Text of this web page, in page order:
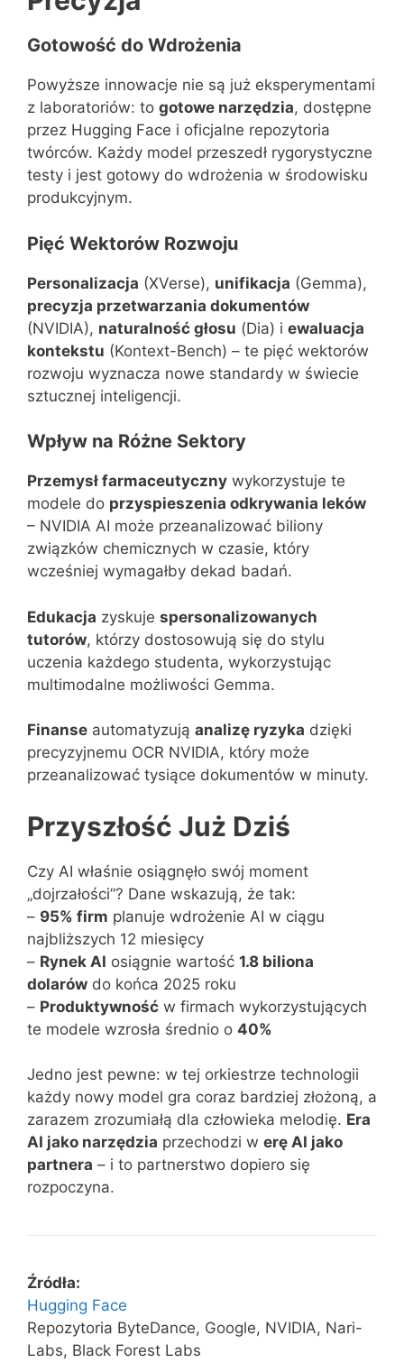
Gotowość do Wdrożenia
Powyższe innowacje nie są już eksperymentami
z laboratoriów: to gotowe narzędzia, dostępne
przez Hugging Face i oficjalne repozytoria
twórców. Każdy model przeszedł rygorystyczne
testy i jest gotowy do wdrożenia w środowisku
produkcyjnym.
Pięć Wektorów Rozwoju
Personalizacja (XVerse), unifikacja (Gemma),
precyzja przetwarzania dokumentów
(NVIDIA), naturalność głosu (Dia) i ewaluacja
kontekstu (Kontext-Bench) – te pięć wektorów
rozwoju wyznacza nowe standardy w świecie
sztucznej inteligencji.
Wpływ na Różne Sektory
Przemysł farmaceutyczny wykorzystuje te
modele do przyspieszenia odkrywania leków
– NVIDIA AI może przeanalizować biliony
związków chemicznych w czasie, który
wcześniej wymagałby dekad badań.
Edukacja zyskuje spersonalizowanych
tutorów, którzy dostosowują się do stylu
uczenia każdego studenta, wykorzystując
multimodalne możliwości Gemma.
Finanse automatyzują analizę ryzyka dzięki
precyzyjnemu OCR NVIDIA, który może
przeanalizować tysiące dokumentów w minuty.
Przyszłość Już Dziś
Czy AI właśnie osiągnęło swój moment
„dojrzałości”? Dane wskazują, że tak:
– 95% firm planuje wdrożenie AI w ciągu
najbliższych 12 miesięcy
– Rynek AI osiągnie wartość 1.8 biliona
dolarów do końca 2025 roku
– Produktywność w firmach wykorzystujących
te modele wzrosła średnio o 40%
Jedno jest pewne: w tej orkiestrze technologii
każdy nowy model gra coraz bardziej złożoną, a
zarazem zrozumiałą dla człowieka melodię. Era
AI jako narzędzia przechodzi w erę AI jako
partnera – i to partnerstwo dopiero się
rozpoczyna.
Źródła:
Hugging Face
Repozytoria ByteDance, Google, NVIDIA, Nari-
Labs, Black Forest Labs